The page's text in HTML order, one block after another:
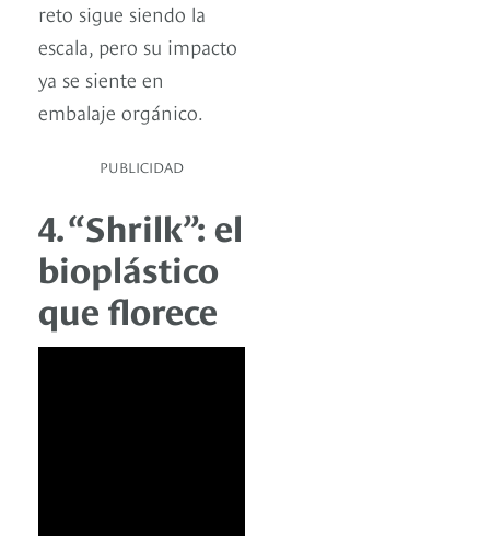
reto sigue siendo la
escala, pero su impacto
ya se siente en
embalaje orgánico.
PUBLICIDAD
4. “Shrilk”: el
bioplástico
que florece